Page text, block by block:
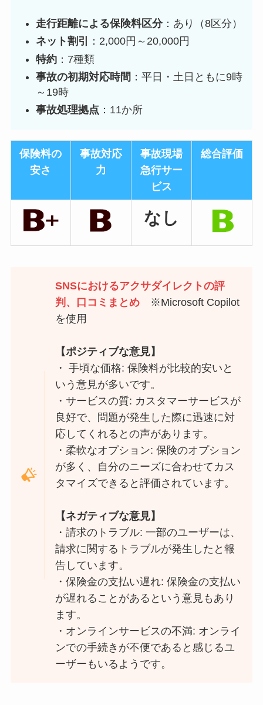
走行距離による保険料区分：あり（8区分）
ネット割引
：2,000円～20,000円
特約：7種類
事故の初期対応時間 ：平日・土日ともに9時
～19時
事故処理拠点 ：11か所
保険料の
安さ
事故対応
力
事故現場
急行サー
ビス
総合評価
なし
SNSにおけるアクサダイレクトの評
判、口コミまとめ ※Microsoft Copilot
を使用
【ポジティブな意見】
・ 手頃な価格: 保険料が比較的安いと
いう意見が多いです。
・サービスの質: カスタマーサービスが
良好で、問題が発生した際に迅速に対
応してくれるとの声があります。
・柔軟なオプション: 保険のオプション
が多く、自分のニーズに合わせてカス
タマイズできると評価されています。
【ネガティブな意見】
・請求のトラブル: 一部のユーザーは、
請求に関するトラブルが発生したと報
告しています。
・保険金の支払い遅れ: 保険金の支払い
が遅れることがあるという意見もあり
ます。
・オンラインサービスの不満: オンライ
ンでの手続きが不便であると感じるユ
ーザーもいるようです。